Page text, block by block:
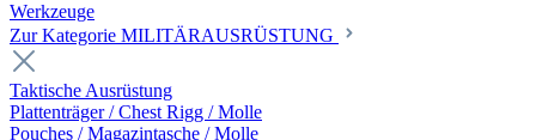
Werkzeuge
Zur Kategorie MILITÄRAUSRÜSTUNG
Taktische Ausrüstung
Plattenträger / Chest Rigg / Molle
Pouches / Magazintasche / Molle